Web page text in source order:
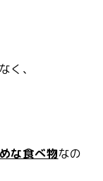
く、
な食べ物なの